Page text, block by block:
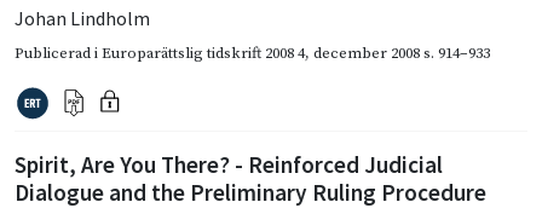
Johan Lindholm
Publicerad iEuroparättslig tidskrift 2008 4, december 2008s. 914–933
Spirit, Are You There? - Reinforced Judicial
Dialogue and the Preliminary Ruling Procedure